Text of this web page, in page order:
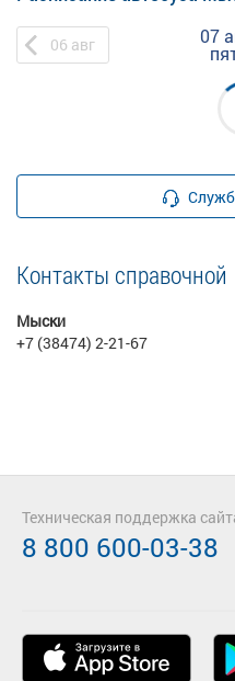
06 авг 07
Контакты справочной
Мыски
+7 (38474) 2-21-67
Техническая поддержка
8 800 600-03-38